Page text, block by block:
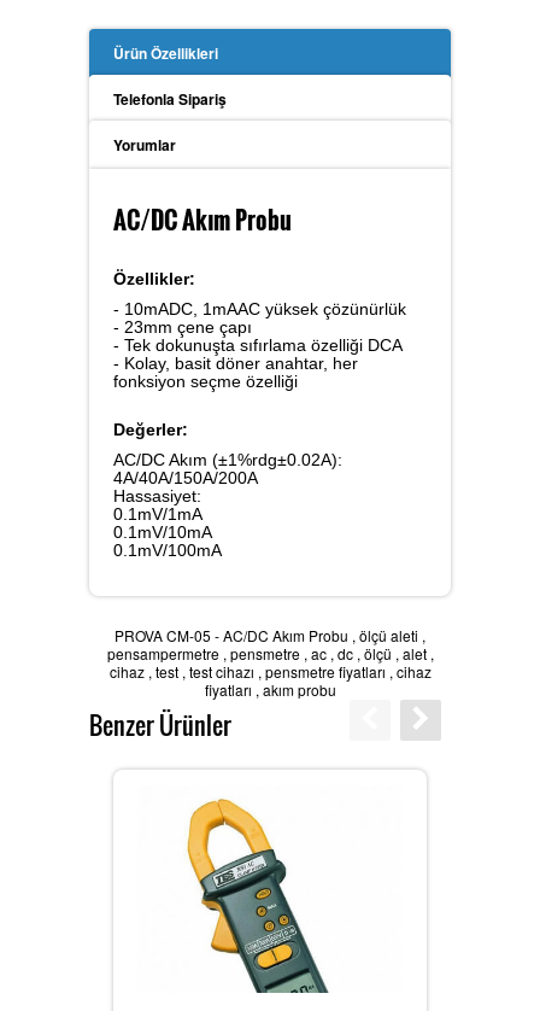
Toprak Megeri
Anemometre
Karbondioksit Ölçer
Ses Ölçer
Takometre
Nem ve Isı Ölçer
LAN Kablometre
Ürün Özellikleri
Telefonla Sipariş
Yorumlar
AC/DC Akım Probu
Özellikler:
- 10mADC, 1mAAC yüksek çözünürlük
- 23mm çene çapı
- Tek dokunuşta sıfırlama özelliği DCA
- Kolay, basit döner anahtar, her
fonksiyon seçme özelliği
Değerler:
AC/DC Akım (±1%rdg±0.02A):
4A/40A/150A/200A
Hassasiyet:
0.1mV/1mA
0.1mV/10mA
0.1mV/100mA
PROVA CM-05 - AC/DC Akım Probu , ölçü aleti ,
pensampermetre, pensmetre, ac, dc, ölçü , alet,
cihaz, test, test cihazı , pensmetre fiyatları , cihaz
fiyatları , akım probu
Benzer Ürünler